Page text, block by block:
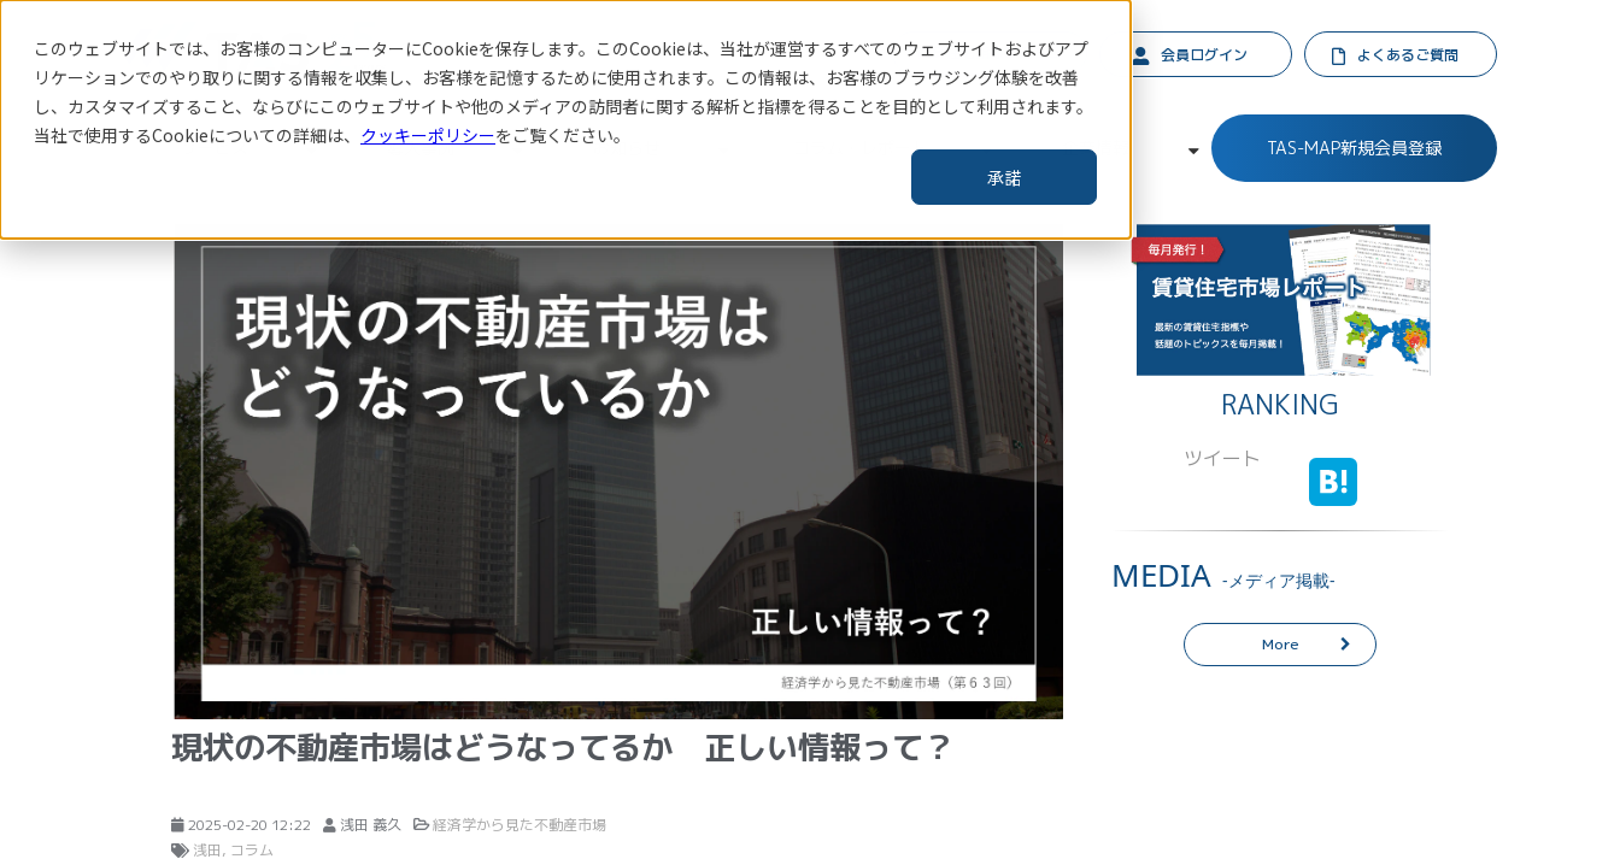
このウェブサイトでは、お客様のコンピューターにCookieを保存します。このCookieは、当社が運営するすべてのウェブサイトおよびアプ
リケーションでのやり取りに関する情報を収集し、お客様を記憶するために使用されます。この情報は、お客様のブラウジング体験を改善
し、カスタマイズすること、ならびにこのウェブサイトや他のメディアの訪問者に関する解析と指標を得ることを目的として利用されます。
当社で使用するCookieについての詳細は、 クッキーポリシーをご覧ください。
承諾
賃貸住宅指標はこちら 会員ログイン よくあるご質問
サービス 導入事例 お知らせ コラム・レポート 企業情報 TAS-MAP新規会員登録
現状の不動産市場はどうなってるか 正しい情報って？
2025-02-20 12:22 浅田 義久
経済学から見た不動産市場
浅田 コラム
RANKING
ツイート
MEDIA -メディア掲載-
More